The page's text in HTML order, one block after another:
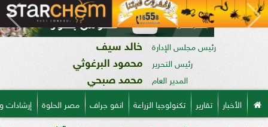
رئيس مجلس الإدارة خالد سيف
رئيس التحرير محمود البرغوثي
المدير العام محمد صبحي
الأخبار تقارير تكنولوجيا الزراعة انفو جراف مصر الحلوة